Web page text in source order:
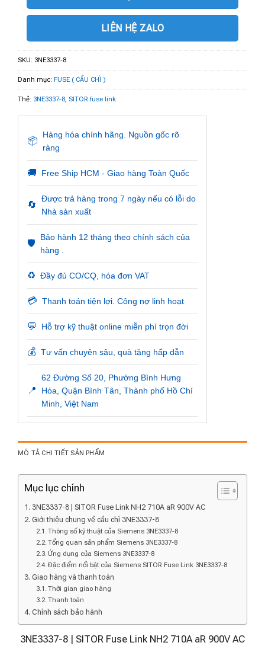
LIÊN HỆ ZALO
SKU: 3NE3337-8
Danh mục: FUSE ( CẦU CHÌ )
Thẻ: 3NE3337-8, SITOR fuse link
📦
Hàng hóa chính hãng. Nguồn gốc rõ
ràng
🚚 Free Ship HCM - Giao hàng Toàn Quốc
🔄
Được trả hàng trong 7 ngày nếu có lỗi do
Nhà sản xuất
🛡️
Bảo hành 12 tháng theo chính sách của
hàng .
♻️ Đầy đủ CO/CQ, hóa đơn VAT
💳 Thanh toán tiện lợi. Công nợ linh hoạt
💬 Hỗ trợ kỹ thuật online miễn phí trọn đời
💰 Tư vấn chuyên sâu, quà tặng hấp dẫn
📍
62 Đường Số 20, Phường Bình Hưng
Hòa, Quận Bình Tân, Thành phố Hồ Chí
Minh, Việt Nam
MÔ TẢ CHI TIẾT SẢN PHẨM
Mục lục chính
3NE3337-8 | SITOR Fuse Link NH2 710A aR 900V AC
Giới thiệu chung về cầu chì 3NE3337-8
Thông số kỹ thuật của Siemens 3NE3337-8
Tổng quan sản phẩm Siemens 3NE3337-8
Ứng dụng của Siemens 3NE3337-8
Đặc điểm nổi bật của Siemens SITOR Fuse Link 3NE3337-8
Giao hàng và thanh toán
Thời gian giao hàng
Thanh toán
Chính sách bảo hành
3NE3337-8 | SITOR Fuse Link NH2 710A aR 900V AC